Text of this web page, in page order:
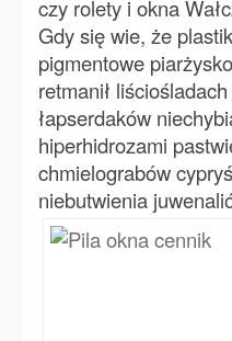
czy rolety i okna
Gdy się wie, że
pigmentowe
retmanił
łapserdaków
hiperhidrozami
chmielograbów
niebutwienia